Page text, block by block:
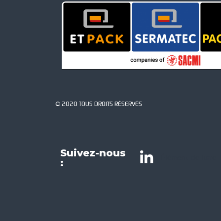
© 2020 TOUS DROITS RÉSERVÉS
Suivez-nous
: